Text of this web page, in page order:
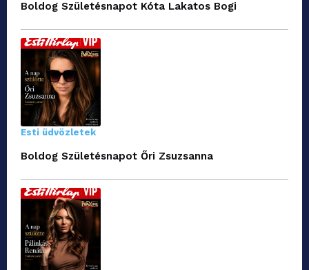
Boldog Születésnapot Kóta Lakatos Bogi
Esti üdvözletek
Boldog Születésnapot Őri Zsuzsanna